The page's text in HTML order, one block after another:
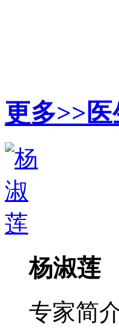
更多>>
杨淑莲
专家简